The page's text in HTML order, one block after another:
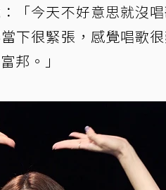
「今天不好意思就沒唱
下很緊張，感覺唱歌
邦。」